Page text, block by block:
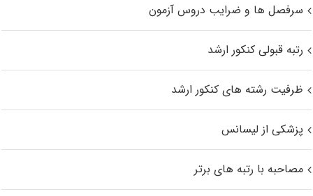
سرفصل ها و ضرایب دروس آزمون
رتبه قبولی کنکور ارشد
ظرفیت رشته های کنکور ارشد
پزشکی از لیسانس
مصاحبه با رتبه های برتر